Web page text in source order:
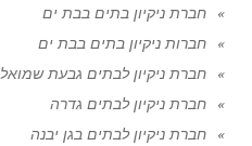
חברת ניקיון בתים בבת ים
חברות ניקיון בתים בבת ים
חברת ניקיון לבתים גבעת שמואל
חברת ניקיון לבתים גדרה
חברת ניקיון לבתים בגן יבנה